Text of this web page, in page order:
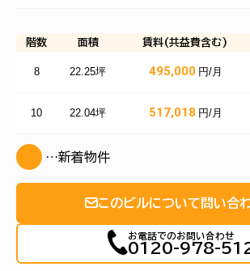
階数 面積 賃料(共益費含む)
8 22.25坪 495,000 円/月
10 22.04坪 517,018 円/月
…新着物件
このビルについて問い合
お電話でのお問い合わせ
0120-978-